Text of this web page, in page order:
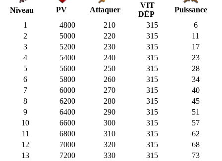
Niveau PV Attaquer
VIT
DÉP
Puissance
1
4800 210 315
6
2
5000 220 315
11
3
5200 230 315
17
4
5400 240 315
23
5
5600 250 315
28
6
5800 260 315
34
7
6000 270 315
40
8
6200 280 315
45
9
6400 290 315
51
10
6600 300 315
57
11
6800 310 315
62
12
7000 320 315
68
13
7200 330 315 73